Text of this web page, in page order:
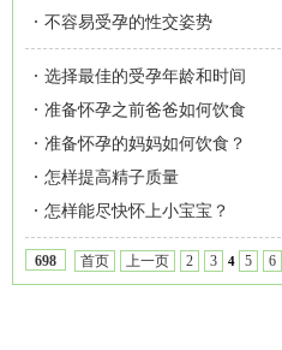
不容易受孕的性交姿势
选择最佳的受孕年龄和时间
准备怀孕之前爸爸如何饮食
准备怀孕的妈妈如何饮食？
怎样提高精子质量
怎样能尽快怀上小宝宝？
698 首页 上一页 2 3 4 5 6